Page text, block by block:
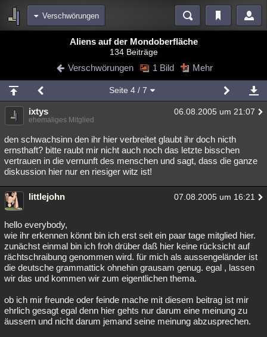
Verschwörungen
Blogs Videos
Chat Wiki Neuigkeiten
meine Rubriken
Menschen Mystery Kriminalfälle
Spiritualität Verschwörungen Technologie Ufologie
Natur Umfragen Unterhaltung
Philosophie Literatur
Astronomie
Musik Clash Verbesserungen Allmystery English
Übersichten
Besucht Teilgenommen Alle Neue Geschlossen
Lesenswert Schlüsselwörter
Aliens auf der Mondoberfläche
134 Beiträge
Verschwörungen 1 Bild Mehr
Seite 4/ 7
ixtys 06.08.2005 um 21:07
ehemaliges Mitglied
den schwachsinn den ihr hier verbreitet glaubt ihr doch nicth
ernsthaft? bitte raubt mir nicht auch noch das letzte bisschen
vertrauen in die vernunft des menschen und sagt, dass die ganze
diskussion hier nur en riesiger witz ist!
littlejohn 07.08.2005 um 16:21
hello everybody,
wie ihr erkennen könnt bin ich erst seit ein paar tage mitglied hier.
zunächst einmal bin ich froh drüber daß hier keine rücksicht auf
rächtschraibung genommen wird. für mich als aussengeländer ist
die deutsche grammattick ohnehin grausam genug. egal , lassen
wir das und kommen wir zum eigentlichen thema.
ob ich mir freunde oder feinde mache mit diesem beitrag ist mir
ehrlich gesagt egal denn hier gehts nur darum eine meinung zu
äussern und nicht darum jemand seine meinung abzusprechen.